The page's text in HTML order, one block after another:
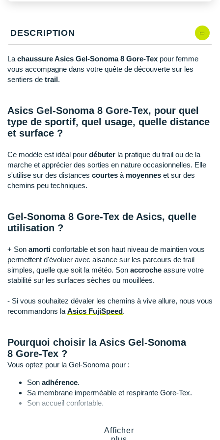
DESCRIPTION
La chaussure Asics Gel-Sonoma 8 Gore-Tex pour femme
vous accompagne dans votre quête de découverte sur les
sentiers de trail.
Asics Gel-Sonoma 8 Gore-Tex, pour quel
type de sportif, quel usage, quelle distance
et surface ?
Ce modèle est idéal pour débuter la pratique du trail ou de la
marche et apprécier des sorties en nature occasionnelles. Elle
s'utilise sur des distances courtes à moyennes et sur des
chemins peu techniques.
Gel-Sonoma 8 Gore-Tex de Asics, quelle
utilisation ?
+ Son amorti confortable et son haut niveau de maintien vous
permettent d'évoluer avec aisance sur les parcours de trail
simples, quelle que soit la météo. Son accroche assure votre
stabilité sur les surfaces sèches ou mouillées.
- Si vous souhaitez dévaler les chemins à vive allure, nous vous
recommandons la Asics FujiSpeed.
Pourquoi choisir la Asics Gel-Sonoma
8 Gore-Tex ?
Vous optez pour la Gel-Sonoma pour :
Son adhérence.
Sa membrane imperméable et respirante Gore-Tex.
Son accueil confortable.
Afficher
PAR MARQUES
DÉSTOCKAGE
+ Voir tous lesaccessoires
Odlo
On-Running
OVERSTIMS
Petzl
Polar
Raidlight
Salomon
Saucony
Saxx
Scott
Shokz
Sidas
Smoon